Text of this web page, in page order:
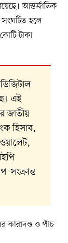
আন্তর্জাতিক
সংঘটিত হলে
টাকা
এই
জাতীয়
হিসাব,
সংক্রান্ত
কারাদণ্ড ও পাঁচ